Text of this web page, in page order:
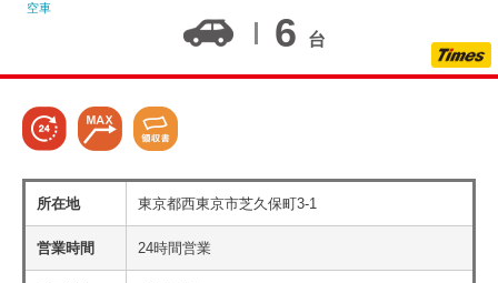
空車
6 台
所在地 東京都西東京市芝久保町3-1
営業時間 24時間営業